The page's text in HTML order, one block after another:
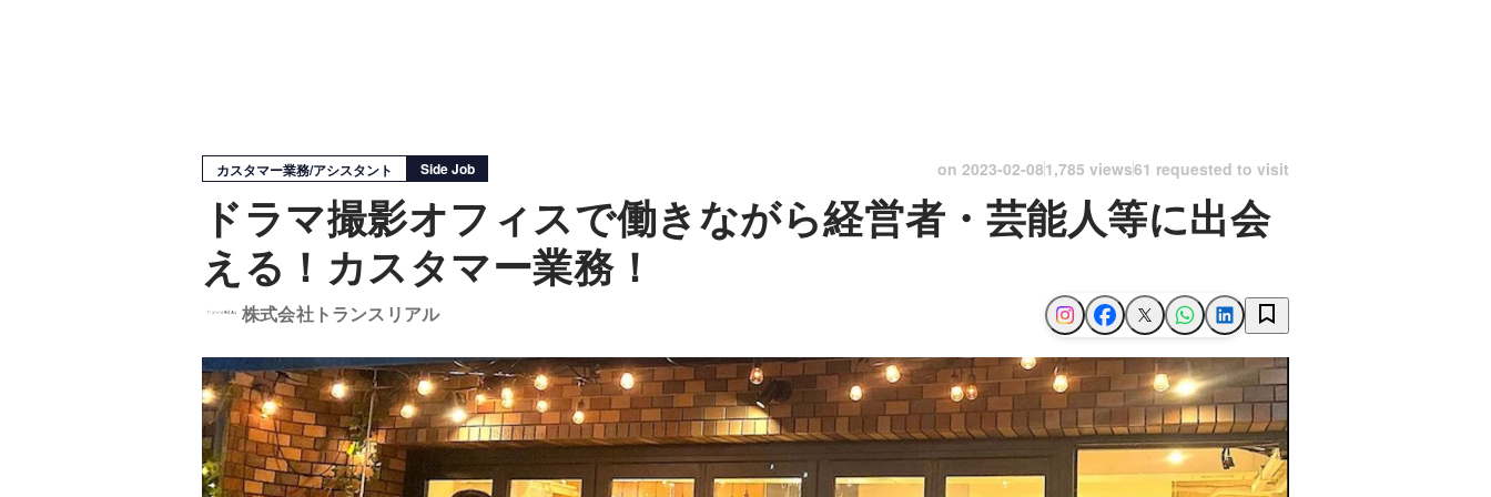
カスタマー業務/アシスタント Side Job on 2023-02-081,785 views61 requested to visit
ドラマ撮影オフィスで働きながら経営者・芸能人等に出会
える！カスタマー業務！
株式会社トランスリアル